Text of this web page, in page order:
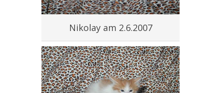
Nikolay am 2.6.2007